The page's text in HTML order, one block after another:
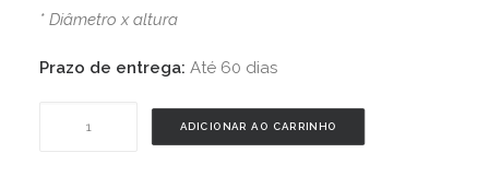
* Diâmetro x altura
Prazo de entrega: Até 60 dias
ADICIONAR AO CARRINHO